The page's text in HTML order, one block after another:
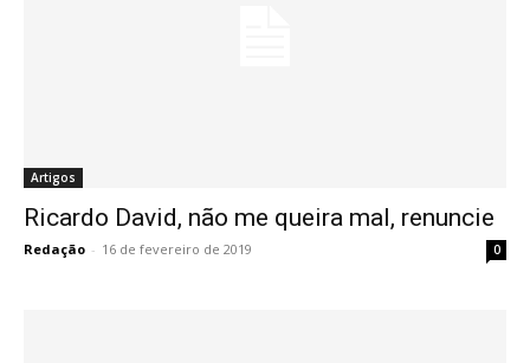
Artigos
Ricardo David, não me queira mal, renuncie
Redação - 16 de fevereiro de 2019 0